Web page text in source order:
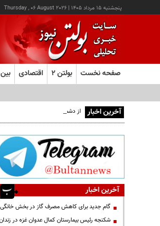
پنجشنبه ۱۵ مرداد ۱۴۰۵ |
Thursday , 06 August 2026
صفحه نخست بولتن ۲ اقتصادی
آخرین اخبار از دشمن ذره ای امید خیرخواهی
آخرین اخبار
گام جدید برای کاهش مصرف گاز در بخش خانگی
شکنجه رئیس بیمارستان کمال عدوان غزه در